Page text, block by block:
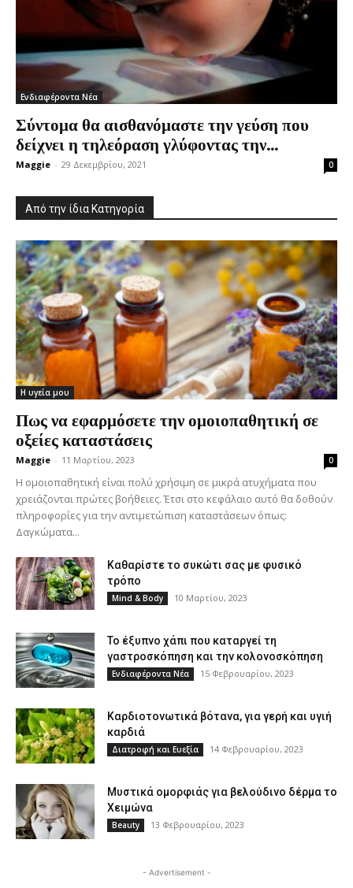
Ενδιαφέροντα Νέα
Σύντομα θα αισθανόμαστε την γεύση που
δείχνει η τηλεόραση γλύφοντας την...
Maggie - 29 Δεκεμβρίου, 2021 0
Από την ίδια Κατηγορία
Η υγεία μου
Πως να εφαρμόσετε την ομοιοπαθητική σε
οξείες καταστάσεις
Maggie - 11 Μαρτίου, 2023 0
Η ομοιοπαθητική είναι πολύ χρήσιμη σε μικρά ατυχήματα που
χρειάζονται πρώτες βοήθειες. Έτσι στο κεφάλαιο αυτό θα δοθούν
πληροφορίες για την αντιμετώπιση καταστάσεων όπως:
Δαγκώματα...
Καθαρίστε το συκώτι σας με φυσικό
τρόπο
Mind & Body 10 Μαρτίου, 2023
Το έξυπνο χάπι που καταργεί τη
γαστροσκόπηση και την κολονοσκόπηση
Ενδιαφέροντα Νέα 15 Φεβρουαρίου, 2023
Καρδιοτονωτικά βότανα, για γερή και υγιή
καρδιά
Διατροφή και Ευεξία 14 Φεβρουαρίου, 2023
Μυστικά ομορφιάς για βελούδινο δέρμα το
Χειμώνα
Beauty 13 Φεβρουαρίου, 2023
- Advertisement -